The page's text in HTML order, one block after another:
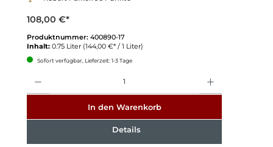
108,00 €*
Produktnummer: 400890-17
Inhalt: 0.75 Liter (144,00 €* / 1 Liter)
Sofort verfügbar, Lieferzeit: 1-3 Tage
In den Warenkorb
Details